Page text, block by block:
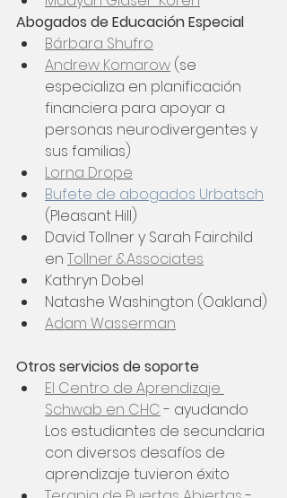
Abogados de Educación Especial
Bárbara Shufro
Andrew Komarow (se
especializa en planificación
financiera para apoyar a
personas neurodivergentes y
sus familias)
Lorna Drope
Bufete de abogados Urbatsch
(Pleasant Hill)
David Tollner y Sarah Fairchild
en Tollner &Associates
Kathryn Dobel
Natashe Washington (Oakland)
Adam Wasserman
Otros servicios de soporte
El Centro de Aprendizaje
Schwab en CHC - ayudando
Los estudiantes de secundaria
con diversos desafíos de
aprendizaje tuvieron éxito